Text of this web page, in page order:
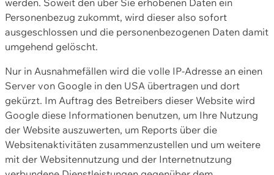
werden. Soweit den über Sie erhobenen Daten ein
Personenbezug zukommt, wird dieser also sofort
ausgeschlossen und die personenbezogenen Daten damit
umgehend gelöscht.
Nur in Ausnahmefällen wird die volle IP-Adresse an einen
Server von Google in den USA übertragen und dort
gekürzt. Im Auftrag des Betreibers dieser Website wird
Google diese Informationen benutzen, um Ihre Nutzung
der Website auszuwerten, um Reports über die
Websitenaktivitäten zusammenzustellen und um weitere
mit der Websitennutzung und der Internetnutzung